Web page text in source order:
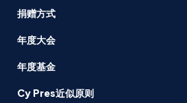
捐赠方式
年度大会
年度基金
Cy Pres近似原则